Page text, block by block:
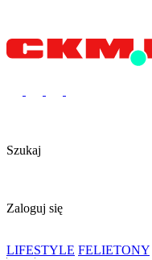
Szukaj
Zaloguj się
LIFESTYLE FELIETONY